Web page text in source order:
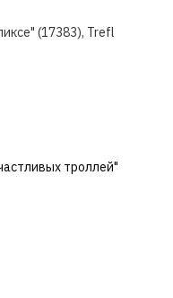
(17383), Trefl